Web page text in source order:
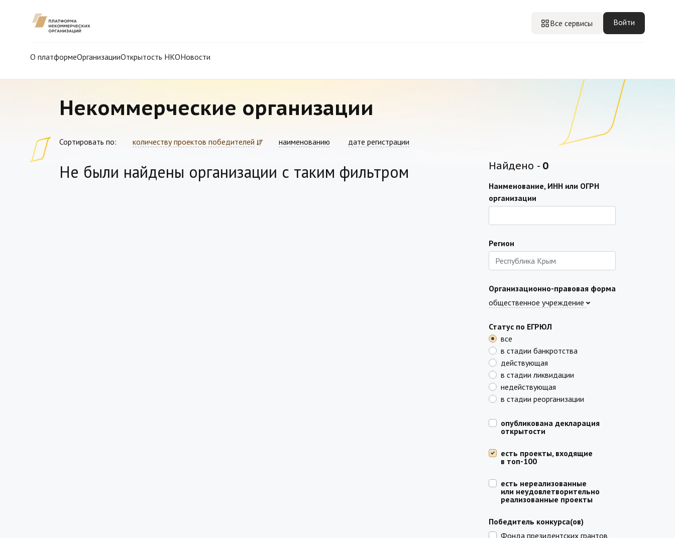
Все сервисы Войти
О платформеОрганизацииОткрытость НКОНовости
Некоммерческие организации
Сортировать по: количеству проектов победителей наименованию дате регистрации
Не были найдены организации с таким фильтром Найдено - 0
Наименование, ИНН или ОГРН
организации
Регион
Организационно-правовая форма
общественное учреждение
Статус по ЕГРЮЛ
все
в стадии банкротства
действующая
в стадии ликвидации
недействующая
в стадии реорганизации
опубликована декларация
открытости
есть проекты, входящие
в топ-100
есть нереализованные
или неудовлетворительно
реализованные проекты
Победитель конкурса(ов)
Фонда президентских грантов